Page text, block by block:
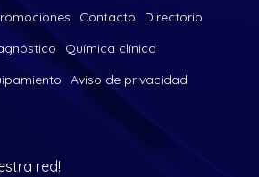
Contacto
Directorio
Química clínica
Aviso de privacidad
red!